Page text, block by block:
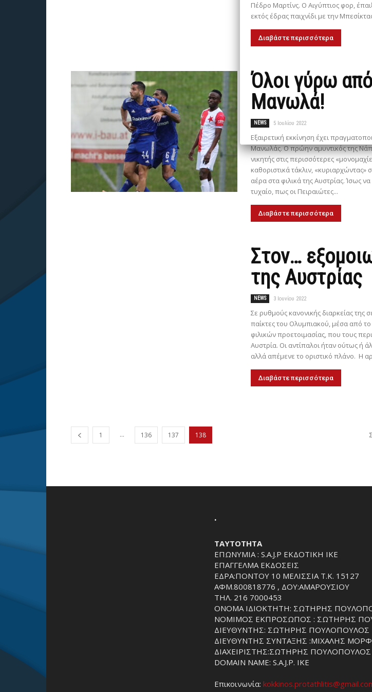
Πέδρο Μαρτίνς. Ο Αιγύπτιος φορ,
εκτός έδρας παιχνίδι με την
Διαβάστε περισσότερα
Όλοι γύρω
Μανωλά!
NEWS 5 Ιουλίου 2022
Εξαιρετική εκκίνηση έχει
Μανωλάς. Ο πρώην αμυντικός της
νικητής στις περισσότερες
καθοριστικά τάκλιν, «κυριαρχώντας»
αέρα στα φιλικά της Αυστρίας. Ίσως να
τυχαίο, πως οι Πειραιώτες...
Διαβάστε περισσότερα
Στον…
της Αυστρίας
NEWS 3 Ιουνίου 2022
Σε ρυθμούς κανονικής διαρκείας της
παίκτες του Ολυμπιακού, μέσα από
φιλικών προετοιμασίας, που τους
Αυστρία. Οι αντίπαλοι ήταν ούτως ή
αλλά απέμενε το οριστικό πλάνο. Η
Διαβάστε περισσότερα
1 ... 136 137 138
.
ΤΑΥΤΟΤΗΤΑ
ΕΠΩΝΥΜΙΑ : S.A.J.P ΕΚΔΟΤΙΚΗ ΙΚΕ
ΕΠΑΓΓΕΛΜΑ ΕΚΔΟΣΕΙΣ
ΕΔΡΑ:ΠΟΝΤΟΥ 10 ΜΕΛΙΣΣΙΑ Τ.Κ. 15127
ΑΦΜ.800818776 , ΔΟΥ:ΑΜΑΡΟΥΣΙΟΥ
ΤΗΛ. 216 7000453
ΟΝΟΜΑ ΙΔΙΟΚΤΗΤΗ: ΣΩΤΗΡΗΣ
ΝΟΜΙΜΟΣ ΕΚΠΡΟΣΩΠΟΣ : ΣΩΤΗΡΗΣ
ΔΙΕΥΘΥΝΤΗΣ: ΣΩΤΗΡΗΣ ΠΟΥΛΟΠΟΥΛΟΣ
ΔΙΕΥΘΥΝΤΗΣ ΣΥΝΤΑΞΗΣ :ΜΙΧΑΛΗΣ
ΔΙΑΧΕΙΡΙΣΤΗΣ:ΣΩΤΗΡΗΣ ΠΟΥΛΟΠΟΥΛΟΣ
DOMAIN NAME: S.A.J.P. IKE
Επικοινωνία: